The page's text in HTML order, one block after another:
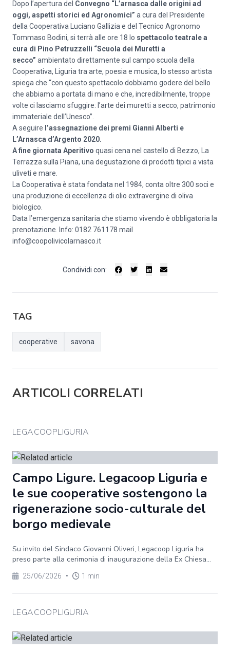
Dopo l’apertura del Convegno “L’arnasca dalle origini ad
oggi, aspetti storici ed Agronomici” a cura del Presidente
della Cooperativa Luciano Gallizia e del Tecnico Agronomo
Tommaso Bodini, si terrà alle ore 18 lo spettacolo teatrale a
cura di Pino Petruzzelli “Scuola dei Muretti a
secco” ambientato direttamente sul campo scuola della
Cooperativa, Liguria tra arte, poesia e musica, lo stesso artista
spiega che “con questo spettacolo dobbiamo godere del bello
che abbiamo a portata di mano e che, incredibilmente, troppe
volte ci lasciamo sfuggire: l’arte dei muretti a secco, patrimonio
immateriale dell’Unesco”.
A seguire l’assegnazione dei premi Gianni Alberti e
L’Arnasca d’Argento 2020.
A fine giornata Aperitivo quasi cena nel castello di Bezzo, La
Terrazza sulla Piana, una degustazione di prodotti tipici a vista
uliveti e mare.
La Cooperativa è stata fondata nel 1984, conta oltre 300 soci e
una produzione di eccellenza di olio extravergine di oliva
biologico.
Data l’emergenza sanitaria che stiamo vivendo è obbligatoria la
prenotazione. Info: 0182 761178 mail
info@coopolivicolarnasco.it
Condividi con:
TAG
cooperative savona
ARTICOLI CORRELATI
LEGACOOPLIGURIA
Campo Ligure. Legacoop Liguria e
le sue cooperative sostengono la
rigenerazione socio-culturale del
borgo medievale
Su invito del Sindaco Giovanni Oliveri, Legacoop Liguria ha
preso parte alla cerimonia di inaugurazione della Ex Chiesa...
25/06/2026 • 1 min
LEGACOOPLIGURIA